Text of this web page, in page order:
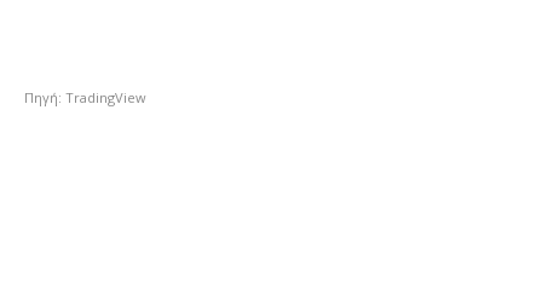
Πηγή: TradingView